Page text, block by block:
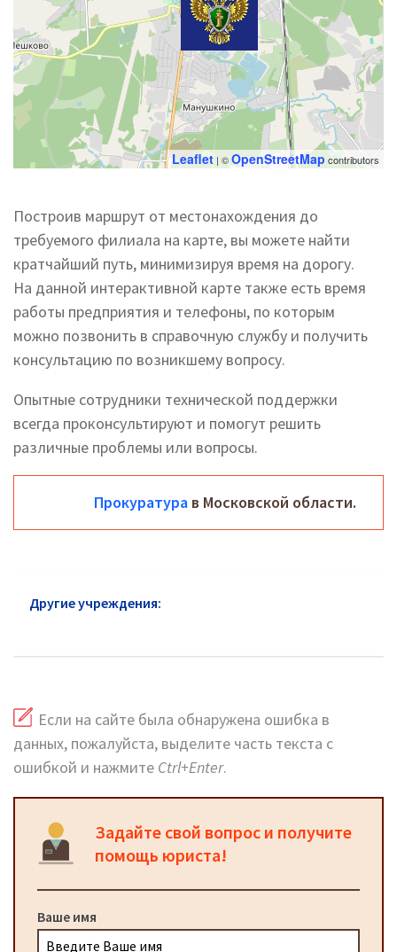
Leaflet | ©OpenStreetMap contributors
Построив маршрут от местонахождения до
требуемого филиала на карте, вы можете найти
кратчайший путь, минимизируя время на дорогу.
На данной интерактивной карте также есть время
работы предприятия и телефоны, по которым
можно позвонить в справочную службу и получить
консультацию по возникшему вопросу.
Опытные сотрудники технической поддержки
всегда проконсультируют и помогут решить
различные проблемы или вопросы.
Прокуратура в Московской области.
Другие учреждения:
Если на сайте была обнаружена ошибка в
данных, пожалуйста, выделите часть текста с
ошибкой и нажмите Ctrl+Enter.
Задайте свой вопрос и получите
помощь юриста!
Ваше имя